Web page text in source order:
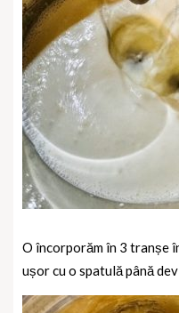
O încorporăm în 3 tranșe
ușor cu o spatulă până